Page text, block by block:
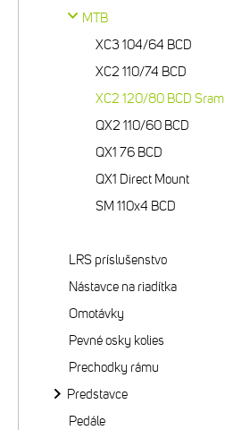
MTB
XC3 104/64 BCD
XC2 110/74 BCD
XC2 120/80 BCD Sram
QX2 110/60 BCD
QX1 76 BCD
QX1 Direct Mount
SM 110x4 BCD
LRS príslušenstvo
Nástavce na riadítka
Omotávky
Pevné osky kolies
Prechodky rámu
Predstavce
Pedále